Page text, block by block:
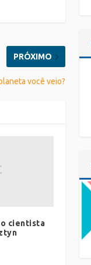
PRÓXIMO
você veio?
cientista